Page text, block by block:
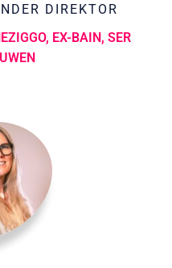
DIREKTOR
EX-BAIN, SER